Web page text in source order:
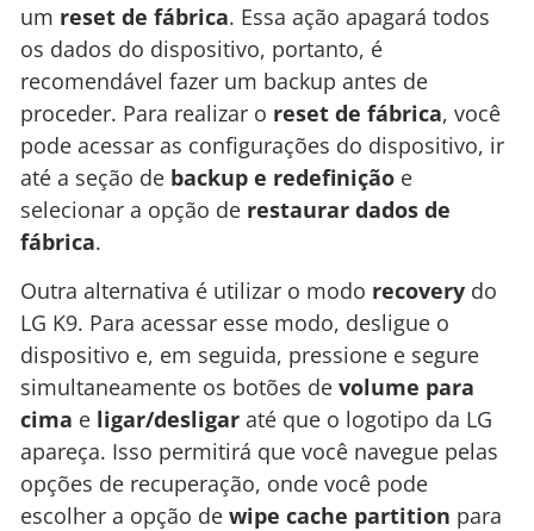
um reset de fábrica. Essa ação apagará todos
os dados do dispositivo, portanto, é
recomendável fazer um backup antes de
proceder. Para realizar o reset de fábrica, você
pode acessar as configurações do dispositivo, ir
até a seção de backup e redefinição e
selecionar a opção de restaurar dados de
fábrica.
Outra alternativa é utilizar o modo recovery do
LG K9. Para acessar esse modo, desligue o
dispositivo e, em seguida, pressione e segure
simultaneamente os botões de volume para
cima e ligar/desligar até que o logotipo da LG
apareça. Isso permitirá que você navegue pelas
opções de recuperação, onde você pode
escolher a opção de wipe cache partition para